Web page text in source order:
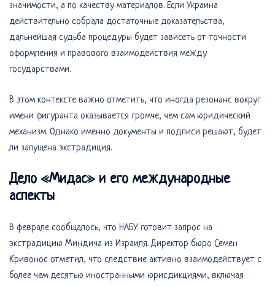
значимости, а по качеству материалов. Если Украина
действительно собрала достаточные доказательства,
дальнейшая судьба процедуры будет зависеть от точности
оформления и правового взаимодействия между
государствами.
В этом контексте важно отметить, что иногда резонанс вокруг
имени фигуранта оказывается громче, чем сам юридический
механизм. Однако именно документы и подписи решают, будет
ли запущена экстрадиция.
Дело «Мидас» и его международные
аспекты
В феврале сообщалось, что НАБУ готовит запрос на
экстрадицию Миндича из Израиля. Директор бюро Семен
Кривонос отметил, что следствие активно взаимодействует с
более чем десятью иностранными юрисдикциями, включая